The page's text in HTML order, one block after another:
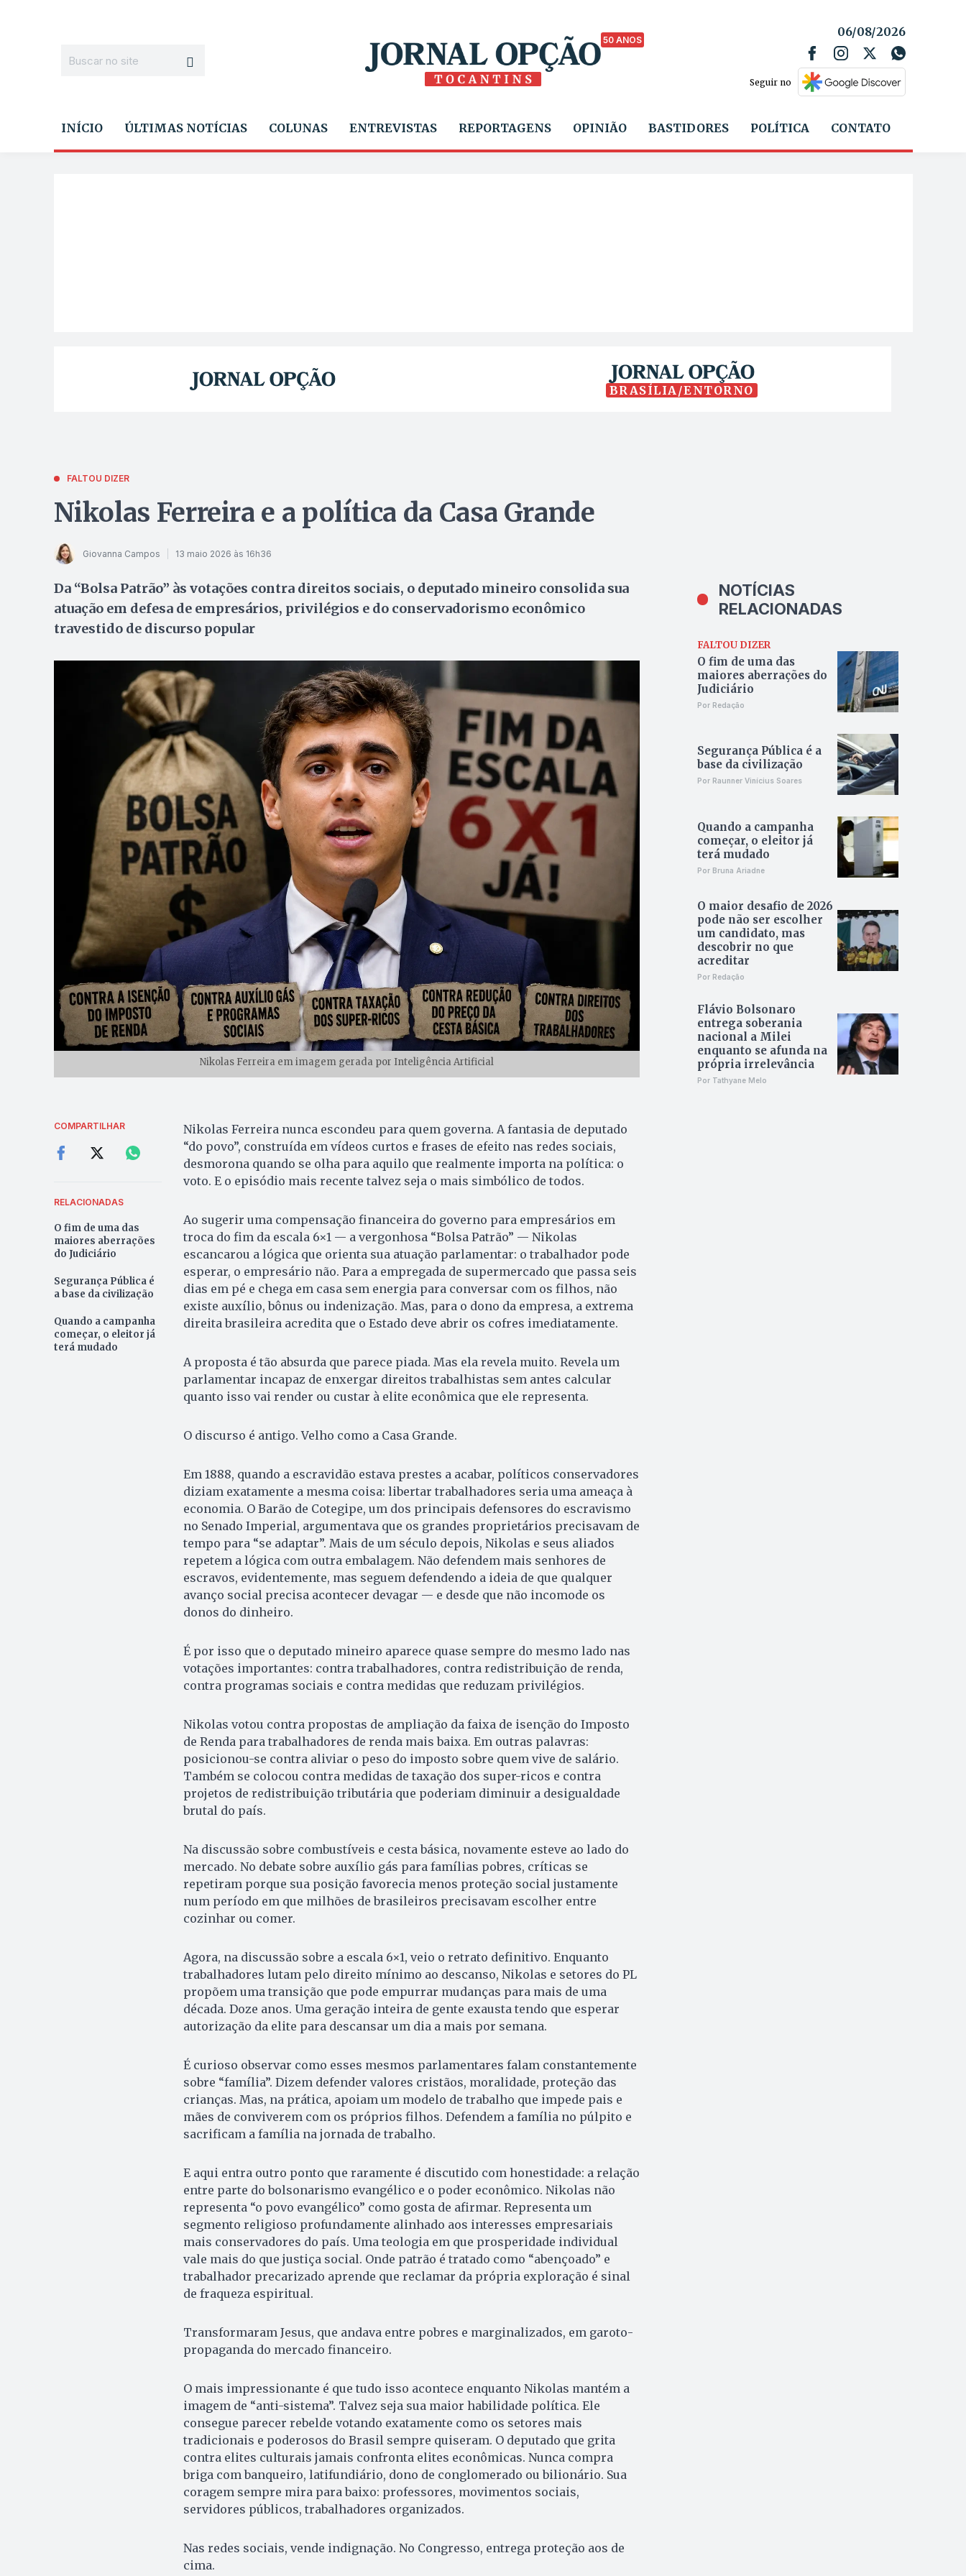
50 ANOS
06/08/2026
Seguir no
INÍCIO ÚLTIMAS NOTÍCIAS COLUNAS ENTREVISTAS REPORTAGENS OPINIÃO BASTIDORES POLÍTICA CONTATO
BRASÍLIA/ENTORNO
FALTOU DIZER
Nikolas Ferreira e a política da Casa Grande
Giovanna Campos 13 maio 2026 às 16h36
Da “Bolsa Patrão” às votações contra direitos sociais, o deputado mineiro consolida sua
atuação em defesa de empresários, privilégios e do conservadorismo econômico
travestido de discurso popular
Nikolas Ferreira em imagem gerada por Inteligência Artificial
COMPARTILHAR
RELACIONADAS
O fim de uma das
maiores aberrações
do Judiciário
Segurança Pública é
a base da civilização
Quando a campanha
começar, o eleitor já
terá mudado
Nikolas Ferreira nunca escondeu para quem governa. A fantasia de deputado
“do povo”, construída em vídeos curtos e frases de efeito nas redes sociais,
desmorona quando se olha para aquilo que realmente importa na política: o
voto. E o episódio mais recente talvez seja o mais simbólico de todos.
Ao sugerir uma compensação financeira do governo para empresários em
troca do fim da escala 6×1 — a vergonhosa “Bolsa Patrão” — Nikolas
escancarou a lógica que orienta sua atuação parlamentar: o trabalhador pode
esperar, o empresário não. Para a empregada de supermercado que passa seis
dias em pé e chega em casa sem energia para conversar com os filhos, não
existe auxílio, bônus ou indenização. Mas, para o dono da empresa, a extrema
direita brasileira acredita que o Estado deve abrir os cofres imediatamente.
A proposta é tão absurda que parece piada. Mas ela revela muito. Revela um
parlamentar incapaz de enxergar direitos trabalhistas sem antes calcular
quanto isso vai render ou custar à elite econômica que ele representa.
O discurso é antigo. Velho como a Casa Grande.
Em 1888, quando a escravidão estava prestes a acabar, políticos conservadores
diziam exatamente a mesma coisa: libertar trabalhadores seria uma ameaça à
economia. O Barão de Cotegipe, um dos principais defensores do escravismo
no Senado Imperial, argumentava que os grandes proprietários precisavam de
tempo para “se adaptar”. Mais de um século depois, Nikolas e seus aliados
repetem a lógica com outra embalagem. Não defendem mais senhores de
escravos, evidentemente, mas seguem defendendo a ideia de que qualquer
avanço social precisa acontecer devagar — e desde que não incomode os
donos do dinheiro.
É por isso que o deputado mineiro aparece quase sempre do mesmo lado nas
votações importantes: contra trabalhadores, contra redistribuição de renda,
contra programas sociais e contra medidas que reduzam privilégios.
Nikolas votou contra propostas de ampliação da faixa de isenção do Imposto
de Renda para trabalhadores de renda mais baixa. Em outras palavras:
posicionou-se contra aliviar o peso do imposto sobre quem vive de salário.
Também se colocou contra medidas de taxação dos super-ricos e contra
projetos de redistribuição tributária que poderiam diminuir a desigualdade
brutal do país.
Na discussão sobre combustíveis e cesta básica, novamente esteve ao lado do
mercado. No debate sobre auxílio gás para famílias pobres, críticas se
repetiram porque sua posição favorecia menos proteção social justamente
num período em que milhões de brasileiros precisavam escolher entre
cozinhar ou comer.
Agora, na discussão sobre a escala 6×1, veio o retrato definitivo. Enquanto
trabalhadores lutam pelo direito mínimo ao descanso, Nikolas e setores do PL
propõem uma transição que pode empurrar mudanças para mais de uma
década. Doze anos. Uma geração inteira de gente exausta tendo que esperar
autorização da elite para descansar um dia a mais por semana.
É curioso observar como esses mesmos parlamentares falam constantemente
sobre “família”. Dizem defender valores cristãos, moralidade, proteção das
crianças. Mas, na prática, apoiam um modelo de trabalho que impede pais e
mães de conviverem com os próprios filhos. Defendem a família no púlpito e
sacrificam a família na jornada de trabalho.
E aqui entra outro ponto que raramente é discutido com honestidade: a relação
entre parte do bolsonarismo evangélico e o poder econômico. Nikolas não
representa “o povo evangélico” como gosta de afirmar. Representa um
segmento religioso profundamente alinhado aos interesses empresariais
mais conservadores do país. Uma teologia em que prosperidade individual
vale mais do que justiça social. Onde patrão é tratado como “abençoado” e
trabalhador precarizado aprende que reclamar da própria exploração é sinal
de fraqueza espiritual.
Transformaram Jesus, que andava entre pobres e marginalizados, em garoto-
propaganda do mercado financeiro.
O mais impressionante é que tudo isso acontece enquanto Nikolas mantém a
imagem de “anti-sistema”. Talvez seja sua maior habilidade política. Ele
consegue parecer rebelde votando exatamente como os setores mais
tradicionais e poderosos do Brasil sempre quiseram. O deputado que grita
contra elites culturais jamais confronta elites econômicas. Nunca compra
briga com banqueiro, latifundiário, dono de conglomerado ou bilionário. Sua
coragem sempre mira para baixo: professores, movimentos sociais,
servidores públicos, trabalhadores organizados.
Nas redes sociais, vende indignação. No Congresso, entrega proteção aos de
cima.
NOTÍCIAS
RELACIONADAS
FALTOU DIZER
O fim de uma das
maiores aberrações do
Judiciário
Por Redação
Segurança Pública é a
base da civilização
Por Raunner Vinícius Soares
Quando a campanha
começar, o eleitor já
terá mudado
Por Bruna Ariadne
O maior desafio de 2026
pode não ser escolher
um candidato, mas
descobrir no que
acreditar
Por Redação
Flávio Bolsonaro
entrega soberania
nacional a Milei
enquanto se afunda na
própria irrelevância
Por Tathyane Melo